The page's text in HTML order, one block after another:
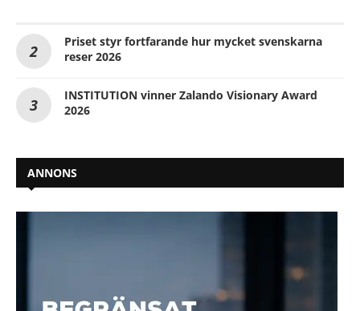
Priset styr fortfarande hur mycket svenskarna
reser 2026
INSTITUTION vinner Zalando Visionary Award
2026
ANNONS